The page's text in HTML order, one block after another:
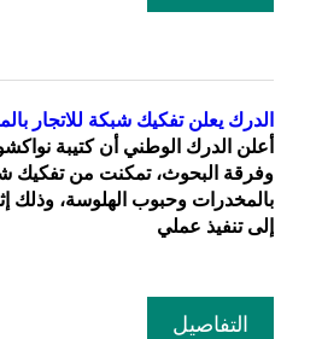
الدرك يعلن تفكيك شبكة للاتجار
أعلن الدرك الوطني أن كتيبة
وفرقة البحوث، تمكنت من تفكيك
بالمخدرات وحبوب الهلوسة، وذلك
إلى تنفيذ عملي
التفاصيل